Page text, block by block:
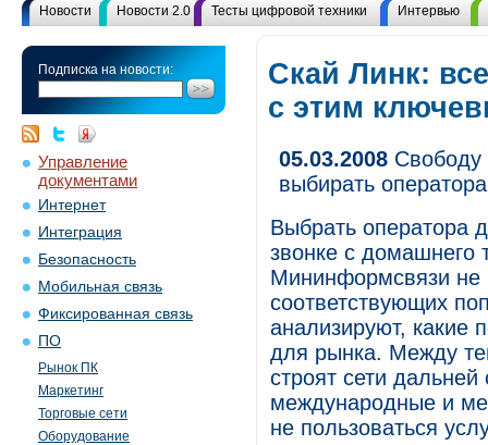
Новости Новости 2.0 Тесты цифровой техники Интервью
Подписка на новости:
Управление
документами
Интернет
Интеграция
Безопасность
Мобильная связь
Фиксированная связь
ПО
Рынок ПК
Маркетинг
Торговые сети
Оборудование
Скай Линк:
с этим
05.03.2008 Свободу
выбирать
Выбрать оператора
звонке с домашнего
Мининформсвязи не
соответствующих
анализируют, какие
для рынка. Между
строят сети
международные и
не пользоваться